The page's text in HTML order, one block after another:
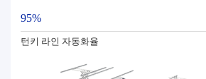
95%
턴키 라인 자동화율